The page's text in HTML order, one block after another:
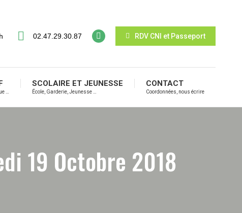
02.47.29.30.87 RDV CNI et Passeport
…
SCOLAIRE ET JEUNESSE
École, Garderie, Jeunesse …
CONTACT
Coordonnées, nous écrire
19 Octobre 2018